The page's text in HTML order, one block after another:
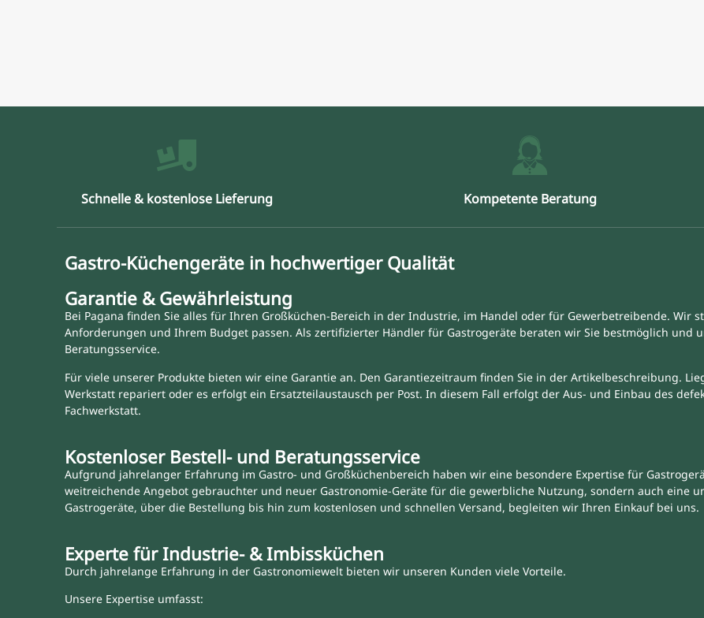
Schnelle & kostenlose Lieferung Kompetente Beratung
Gastro-Küchengeräte in hochwertiger Qualität
Garantie & Gewährleistung
Bei Pagana finden Sie alles für Ihren Großküchen-Bereich in der Industrie, im Handel oder für Gewerbetreibende. Wir
Anforderungen und Ihrem Budget passen. Als zertifizierter Händler für Gastrogeräte beraten wir Sie bestmöglich und
Beratungsservice.
Für viele unserer Produkte bieten wir eine Garantie an. Den Garantiezeitraum finden Sie in der Artikelbeschreibung.
Werkstatt repariert oder es erfolgt ein Ersatzteilaustausch per Post. In diesem Fall erfolgt der Aus- und Einbau des
Fachwerkstatt.
Kostenloser Bestell- und Beratungsservice
Aufgrund jahrelanger Erfahrung im Gastro- und Großküchenbereich haben wir eine besondere Expertise für
weitreichende Angebot gebrauchter und neuer Gastronomie-Geräte für die gewerbliche Nutzung, sondern auch eine
Gastrogeräte, über die Bestellung bis hin zum kostenlosen und schnellen Versand, begleiten wir Ihren Einkauf bei uns.
Experte für Industrie- & Imbissküchen
Durch jahrelange Erfahrung in der Gastronomiewelt bieten wir unseren Kunden viele Vorteile.
Unsere Expertise umfasst: